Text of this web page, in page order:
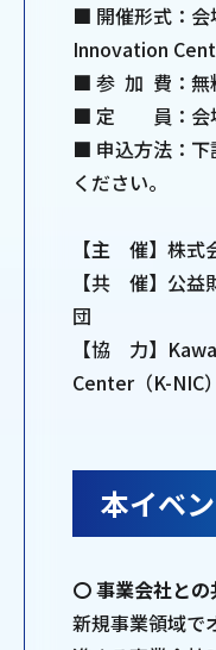
■ 開催形式：会
Innovation
■ 参 加 費：無
■ 定 員：会
■ 申込方法：下
ください。
【主 催】株式
【共 催】公
団
【協 力】
Center（K-NIC）
本イベ
〇 事業会社との
新規事業領域で